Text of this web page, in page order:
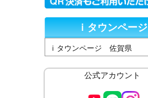
ｉタウンページ
ｉタウンページ 佐賀県
公式アカウント